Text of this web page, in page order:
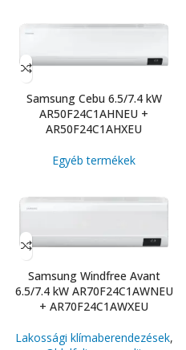
Samsung Cebu 6.5/7.4 kW
AR50F24C1AHNEU +
AR50F24C1AHXEU
Egyéb termékek
Samsung Windfree Avant
6.5/7.4 kW AR70F24C1AWNEU
+ AR70F24C1AWXEU
Lakossági klímaberendezések,